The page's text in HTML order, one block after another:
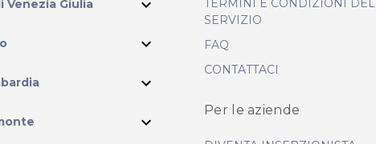
Venezia Giulia expand_more
expand_more
expand_more
expand_more
TERMINI E CONDIZIONI DEL
SERVIZIO
FAQ
CONTATTACI
Per le aziende